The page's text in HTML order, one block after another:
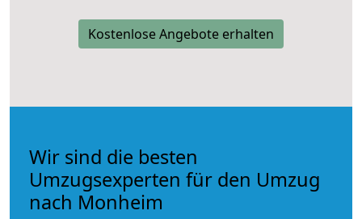
Kostenlose Angebote erhalten
Wir sind die besten
Umzugsexperten für den Umzug
nach Monheim